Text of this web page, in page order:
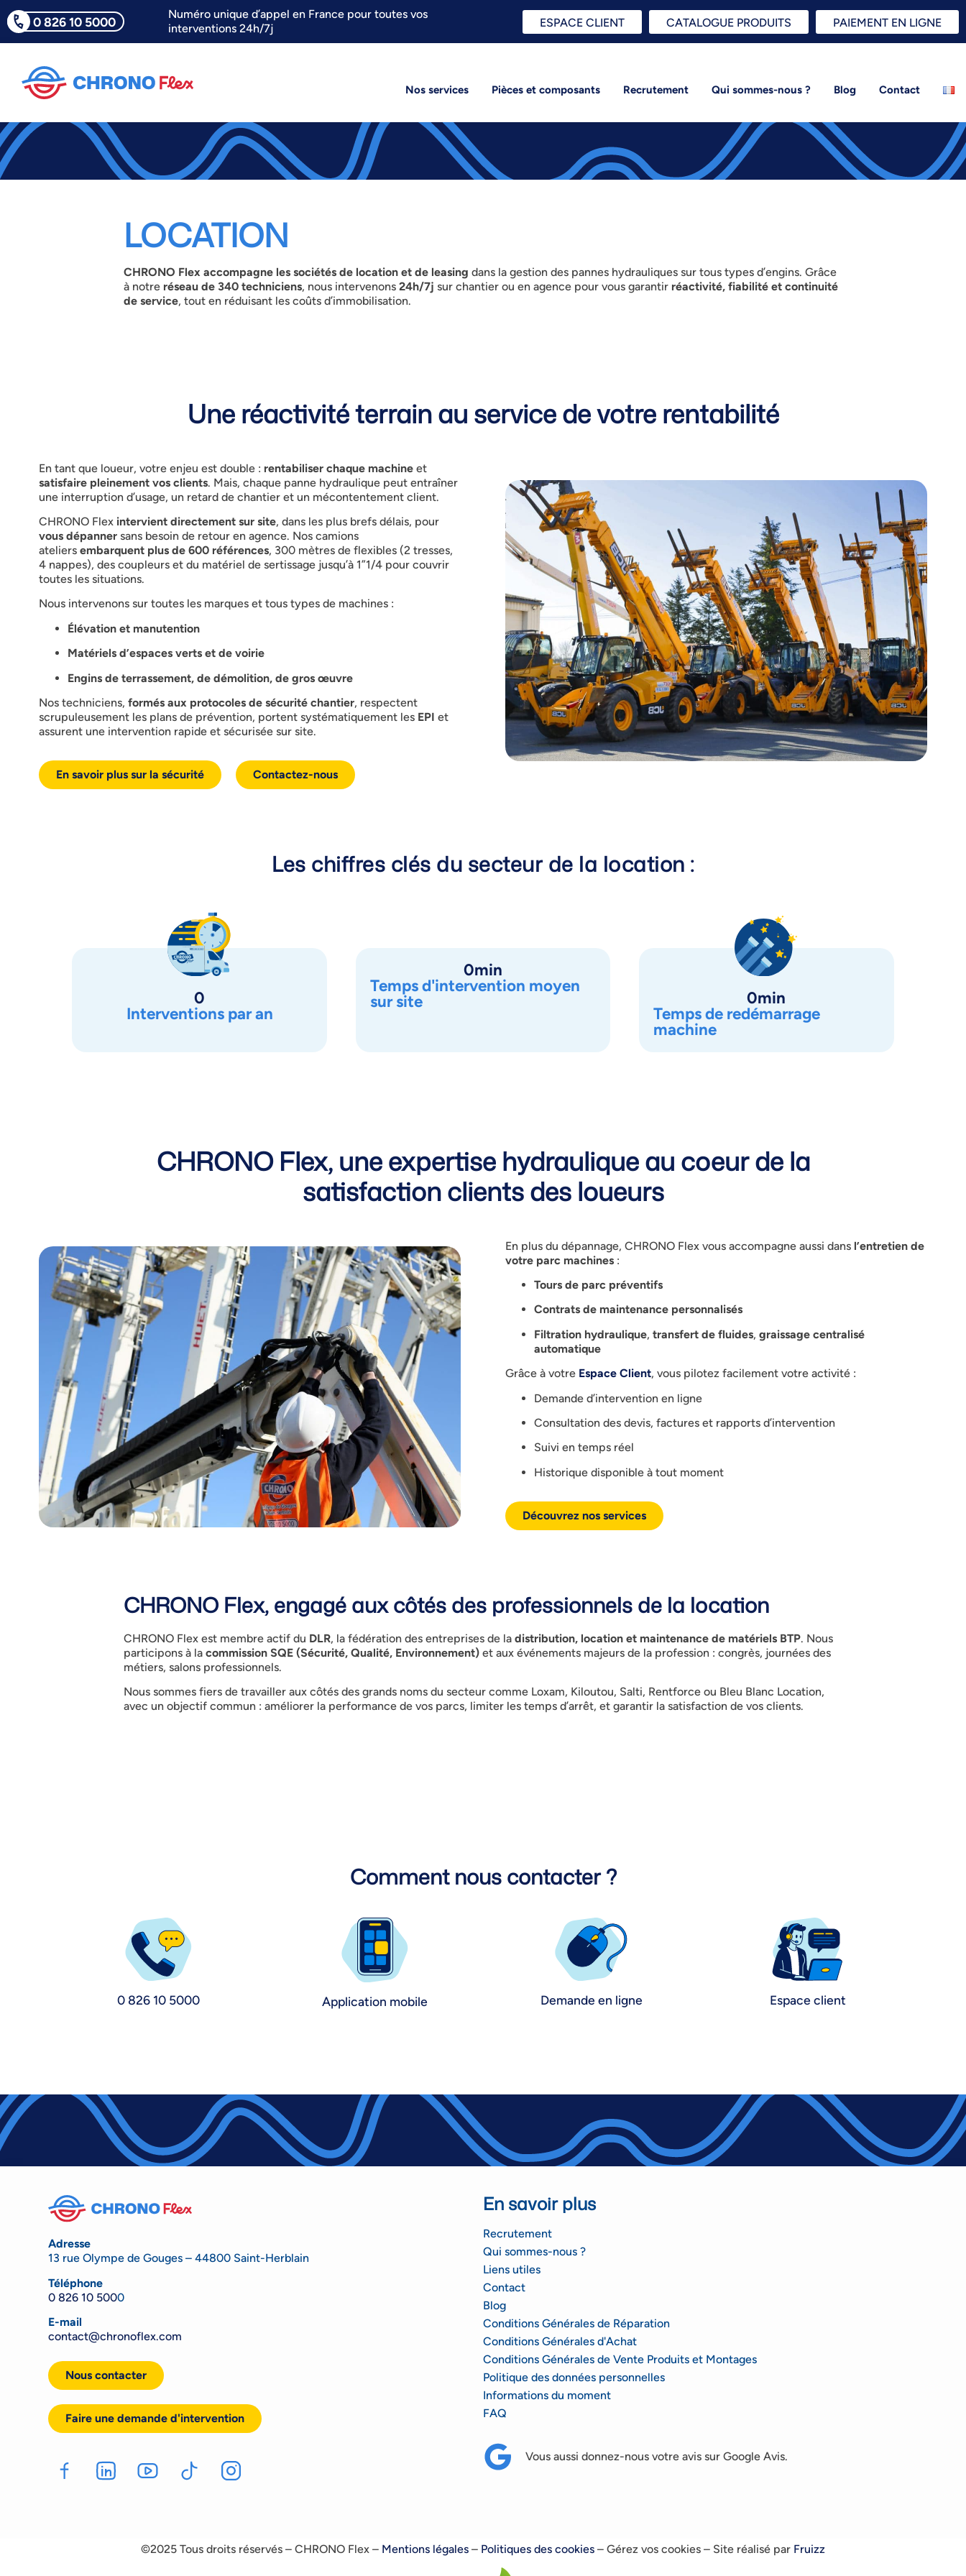
0 826 10 5000
Numéro unique d’appel en France pour toutes vos
interventions 24h/7j
ESPACE CLIENT CATALOGUE PRODUITS PAIEMENT EN LIGNE
Nos services Pièces et composants Recrutement Qui sommes-nous ? Blog Contact
LOCATION
CHRONO Flex accompagne les sociétés de location et de leasing dans la gestion des pannes hydrauliques sur tous types d’engins. Grâce
à notre réseau de 340 techniciens, nous intervenons 24h/7j sur chantier ou en agence pour vous garantir réactivité, fiabilité et continuité
de service, tout en réduisant les coûts d’immobilisation.
Une réactivité terrain au service de votre rentabilité
En tant que loueur, votre enjeu est double : rentabiliser chaque machineet
satisfaire pleinement vos clients. Mais, chaque panne hydraulique peut entraîner
une interruption d’usage, un retard de chantier et un mécontentement client.
CHRONO Flexintervient directement sur site, dans les plus brefs délais, pour
vous dépannersans besoin de retour en agence. Nos camions
ateliersembarquent plus de 600 références, 300 mètres de flexibles (2 tresses,
4 nappes), des coupleurs et du matériel de sertissage jusqu’à 1”1/4 pour couvrir
toutes les situations.
Nous intervenons sur toutes les marques et tous types de machines:
Élévation et manutention
Matériels d’espaces verts et de voirie
Engins de terrassement, de démolition, de gros œuvre
Nos techniciens, formés aux protocoles de sécurité chantier, respectent
scrupuleusement les plans de prévention, portent systématiquement les EPI et
assurent une intervention rapide et sécurisée sur site.
En savoir plus sur la sécurité Contactez-nous
Les chiffres clés du secteur de la location :
Interventions par an
0
Temps d'intervention moyen
sur site
0min
Temps de redémarrage
machine
0min
CHRONO Flex, une expertise hydraulique au coeur de la
satisfaction clients des loueurs
En plus du dépannage, CHRONO Flex vous accompagne aussi dansl’entretien de
votre parc machines:
Tours de parc préventifs
Contrats de maintenance personnalisés
Filtration hydraulique, transfert de fluides, graissage centralisé
automatique
Grâce à votre Espace Client, vous pilotez facilement votre activité :
Demande d’intervention en ligne
Consultation des devis, factures et rapports d’intervention
Suivi en temps réel
Historique disponible à tout moment
Découvrez nos services
CHRONO Flex, engagé aux côtés des professionnels de la location
CHRONO Flex est membre actif du DLR, la fédération des entreprises de la distribution, location et maintenance de matériels BTP. Nous
participons à la commission SQE (Sécurité, Qualité, Environnement) et aux événements majeurs de la profession : congrès, journées des
métiers, salons professionnels.
Nous sommes fiers de travailler aux côtés des grands noms du secteur comme Loxam, Kiloutou, Salti, Rentforce ou Bleu Blanc Location,
avec un objectif commun : améliorer la performance de vos parcs, limiter les temps d’arrêt, et garantir la satisfaction de vos clients.
Comment nous contacter ?
0 826 10 5000 Application mobile Demande en ligne Espace client
Adresse
13 rue Olympe de Gouges – 44800 Saint-Herblain
Téléphone
0 826 10 5000
E-mail
contact@chronoflex.com
Nous contacter
Faire une demande d'intervention
En savoir plus
Recrutement
Qui sommes-nous ?
Liens utiles
Contact
Blog
Conditions Générales de Réparation
Conditions Générales d'Achat
Conditions Générales de Vente Produits et Montages
Politique des données personnelles
Informations du moment
FAQ
Vous aussi donnez-nous votre avis sur Google Avis.
©2025 Tous droits réservés – CHRONO Flex – Mentions légales – Politiques des cookies – Gérez vos cookies – Site réalisé par Fruizz